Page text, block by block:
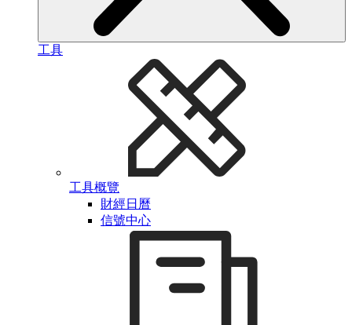
工具
工具概覽
財經日曆
信號中心